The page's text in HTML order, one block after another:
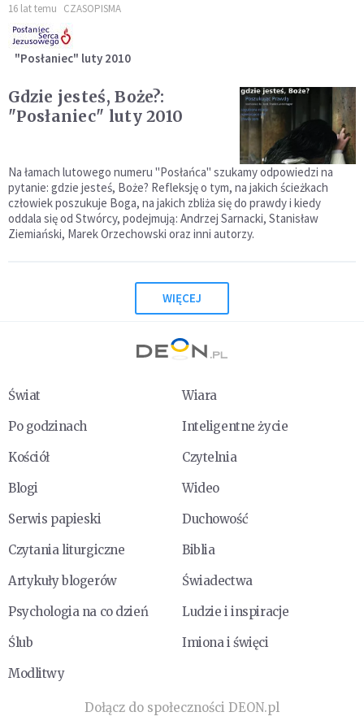
16 lat temu CZASOPISMA
"Posłaniec" luty 2010
Gdzie jesteś, Boże?:
"Posłaniec" luty 2010
Na łamach lutowego numeru "Posłańca" szukamy odpowiedzi na
pytanie: gdzie jesteś, Boże? Refleksję o tym, na jakich ścieżkach
człowiek poszukuje Boga, na jakich zbliża się do prawdy i kiedy
oddala się od Stwórcy, podejmują: Andrzej Sarnacki, Stanisław
Ziemiański, Marek Orzechowski oraz inni autorzy.
WIĘCEJ
Świat
Wiara
Po godzinach
Inteligentne życie
Kościół
Czytelnia
Blogi
Wideo
Serwis papieski
Duchowość
Czytania liturgiczne
Biblia
Artykuły blogerów
Świadectwa
Psychologia na co dzień
Ludzie i inspiracje
Ślub
Imiona i święci
Modlitwy
Dołącz do społeczności DEON.pl